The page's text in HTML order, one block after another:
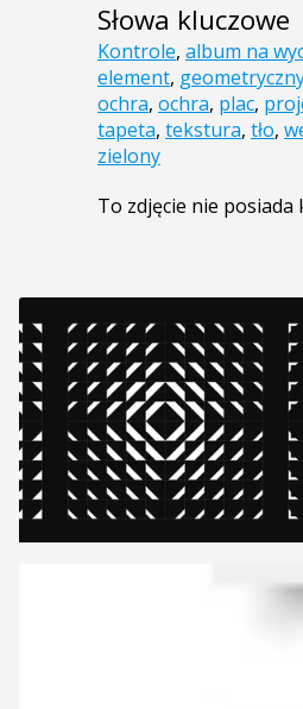
Słowa kluczowe
Kontrole, album na
element,
ochra, ochra, plac,
tapeta, tekstura, tło,
zielony
To zdjęcie nie